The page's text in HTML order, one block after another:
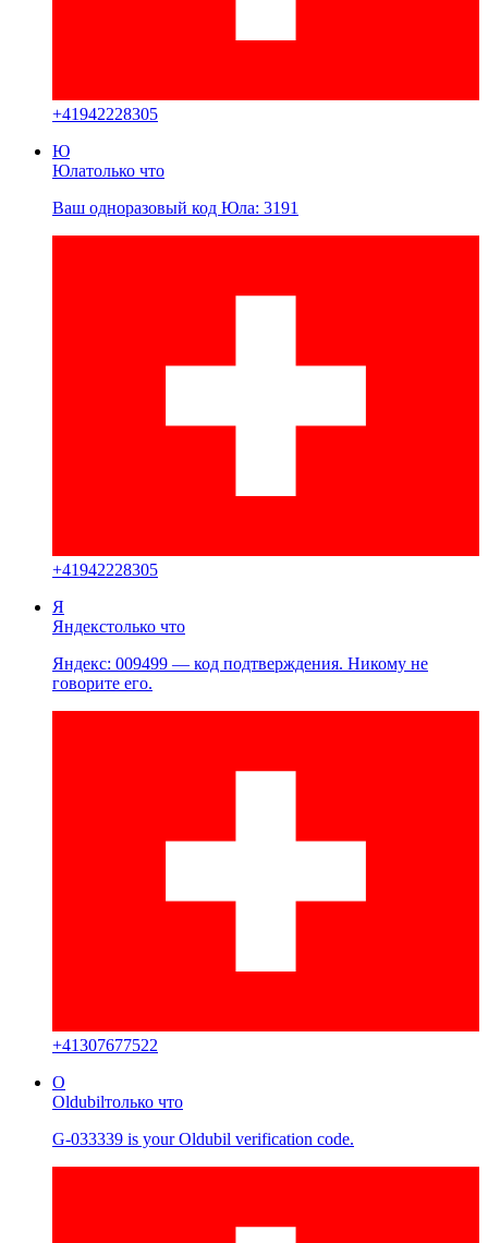
+41942228305
Ю
Юлатолько что
Ваш одноразовый код Юла: 3191
+41942228305
Я
Яндекстолько что
Яндекс: 009499 — код подтверждения. Никому не
говорите его.
+41307677522
O
Oldubilтолько что
G-033339 is your Oldubil verification code.